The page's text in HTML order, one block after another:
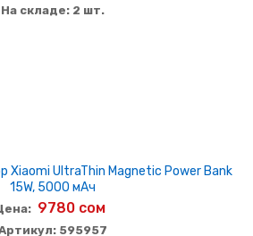
На складе: 2 шт.
Xiaomi UltraThin Magnetic Power Bank
15W, 5000 мАч
9780 сом
595957